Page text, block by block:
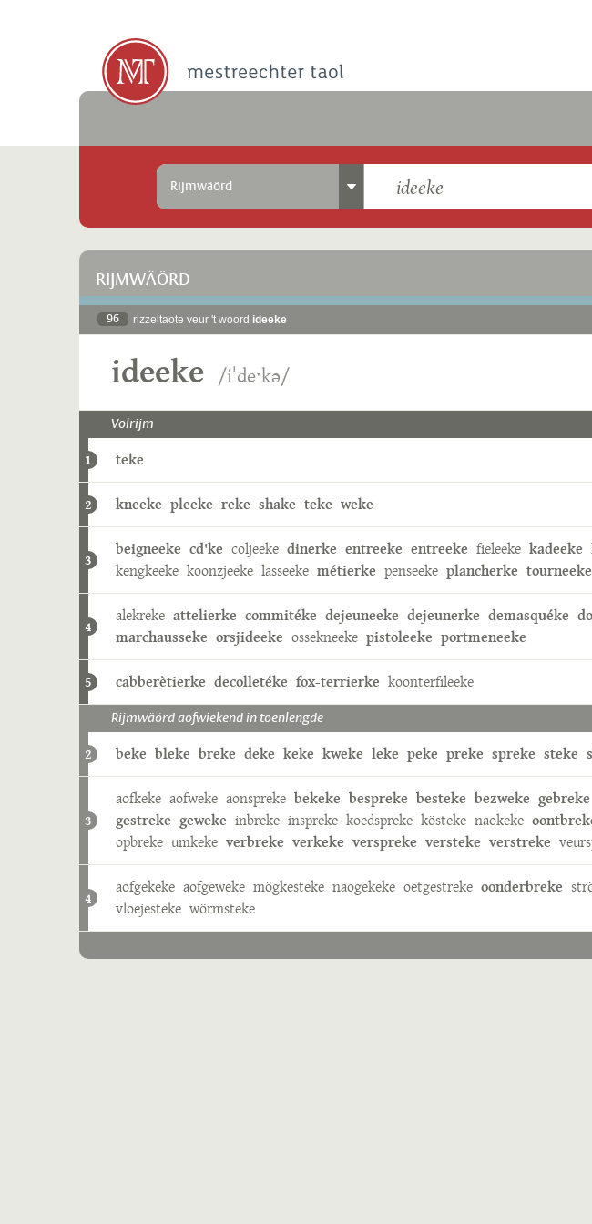
Rijmwäörd
RIJMWÄÖRD
96 rizzeltaote veur 't woord ideeke
ideeke /iˈdeˑkə/
Volrijm
1 teke
2 kneeke pleeke reke shake teke weke
3
beigneeke cd'ke coljeeke dinerke entreeke entreeke fieleeke kadeeke
kengkeeke koonzjeeke lasseeke métierke penseeke plancherke tourneeke
4
alekreke attelierke commitéke dejeuneeke dejeunerke demasquéke
marchausseke orsjideeke ossekneeke pistoleeke portmeneeke
5 cabberètierke decolletéke fox-terrierke koonterfileeke
Rijmwäörd aofwiekend in toenlengde
2 beke bleke breke deke keke kweke leke peke preke spreke steke
3
aofkeke aofweke aonspreke bekeke bespreke besteke bezweke gebreke
gestreke geweke inbreke inspreke koedspreke kösteke naokeke
opbreke umkeke verbreke verkeke verspreke versteke verstreke
4
aofgekeke aofgeweke mögkesteke naogekeke oetgestreke oonderbreke
vloejesteke wörmsteke